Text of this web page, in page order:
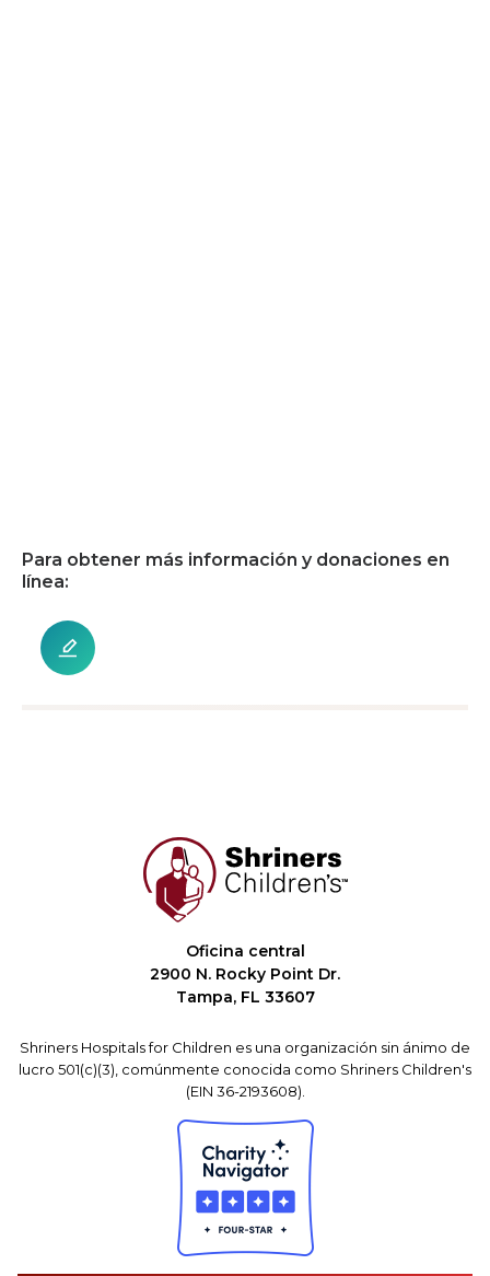
Para obtener más información y donaciones en
línea:
Oficina central
2900 N. Rocky Point Dr.
Tampa, FL 33607
Shriners Hospitals for Children es una organización sin ánimo de
lucro 501(c)(3), comúnmente conocida como Shriners Children's
(EIN 36-2193608).